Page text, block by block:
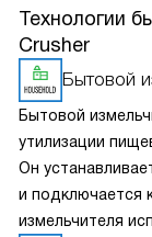
Технологии
Crusher
Бытовой
Бытовой
утилизации
Он
и подключается
измельчителя